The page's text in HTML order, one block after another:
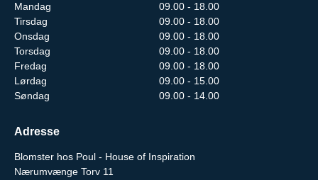
Mandag
09.00 - 18.00
Tirsdag
09.00 - 18.00
Onsdag
09.00 - 18.00
Torsdag
09.00 - 18.00
Fredag
09.00 - 18.00
Lørdag
09.00 - 15.00
Søndag
09.00 - 14.00
Adresse
Blomster hos Poul - House of Inspiration
Nærumvænge Torv 11